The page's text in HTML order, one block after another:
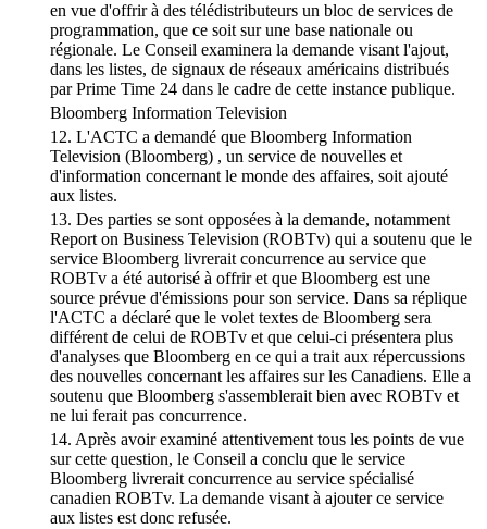
en vue d'offrir à des télédistributeurs un bloc de services de
programmation, que ce soit sur une base nationale ou
régionale. Le Conseil examinera la demande visant l'ajout,
dans les listes, de signaux de réseaux américains distribués
par Prime Time 24 dans le cadre de cette instance publique.
Bloomberg Information Television
12. L'ACTC a demandé que Bloomberg Information
Television (Bloomberg) , un service de nouvelles et
d'information concernant le monde des affaires, soit ajouté
aux listes.
13. Des parties se sont opposées à la demande, notamment
Report on Business Television (ROBTv) qui a soutenu que le
service Bloomberg livrerait concurrence au service que
ROBTv a été autorisé à offrir et que Bloomberg est une
source prévue d'émissions pour son service. Dans sa réplique
l'ACTC a déclaré que le volet textes de Bloomberg sera
différent de celui de ROBTv et que celui-ci présentera plus
d'analyses que Bloomberg en ce qui a trait aux répercussions
des nouvelles concernant les affaires sur les Canadiens. Elle a
soutenu que Bloomberg s'assemblerait bien avec ROBTv et
ne lui ferait pas concurrence.
14. Après avoir examiné attentivement tous les points de vue
sur cette question, le Conseil a conclu que le service
Bloomberg livrerait concurrence au service spécialisé
canadien ROBTv. La demande visant à ajouter ce service
aux listes est donc refusée.